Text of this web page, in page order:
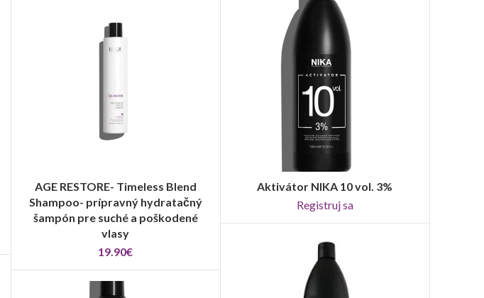
VÝBER MOŽNOSTÍ
AGE RESTORE- Timeless Blend
Shampoo- prípravný hydratačný
šampón pre suché a poškodené
vlasy
19.90€
REGISTRUJ SA
Aktivátor NIKA 10 vol. 3%
Registruj sa